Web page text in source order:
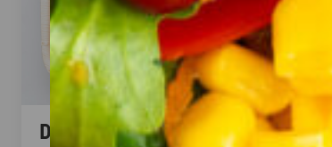
Dubai Halloumi Platte (20 Stück)